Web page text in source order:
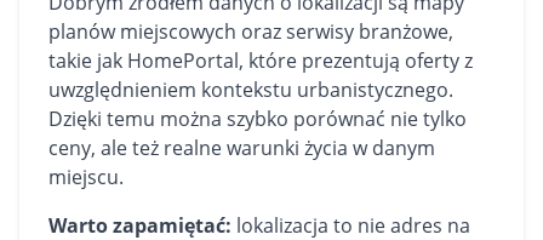
planów miejscowych oraz serwisy branżowe,
takie jak HomePortal, które prezentują oferty z
uwzględnieniem kontekstu urbanistycznego.
Dzięki temu można szybko porównać nie tylko
ceny, ale też realne warunki życia w danym
miejscu.
Warto zapamiętać: lokalizacja to nie adres na